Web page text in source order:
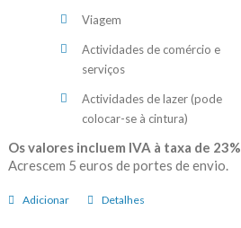
Viagem
Actividades de comércio e
serviços
Actividades de lazer (pode
colocar-se à cintura)
Os valores incluem IVA à taxa de 23%.
Acrescem 5 euros de portes de envio.
Adicionar Detalhes